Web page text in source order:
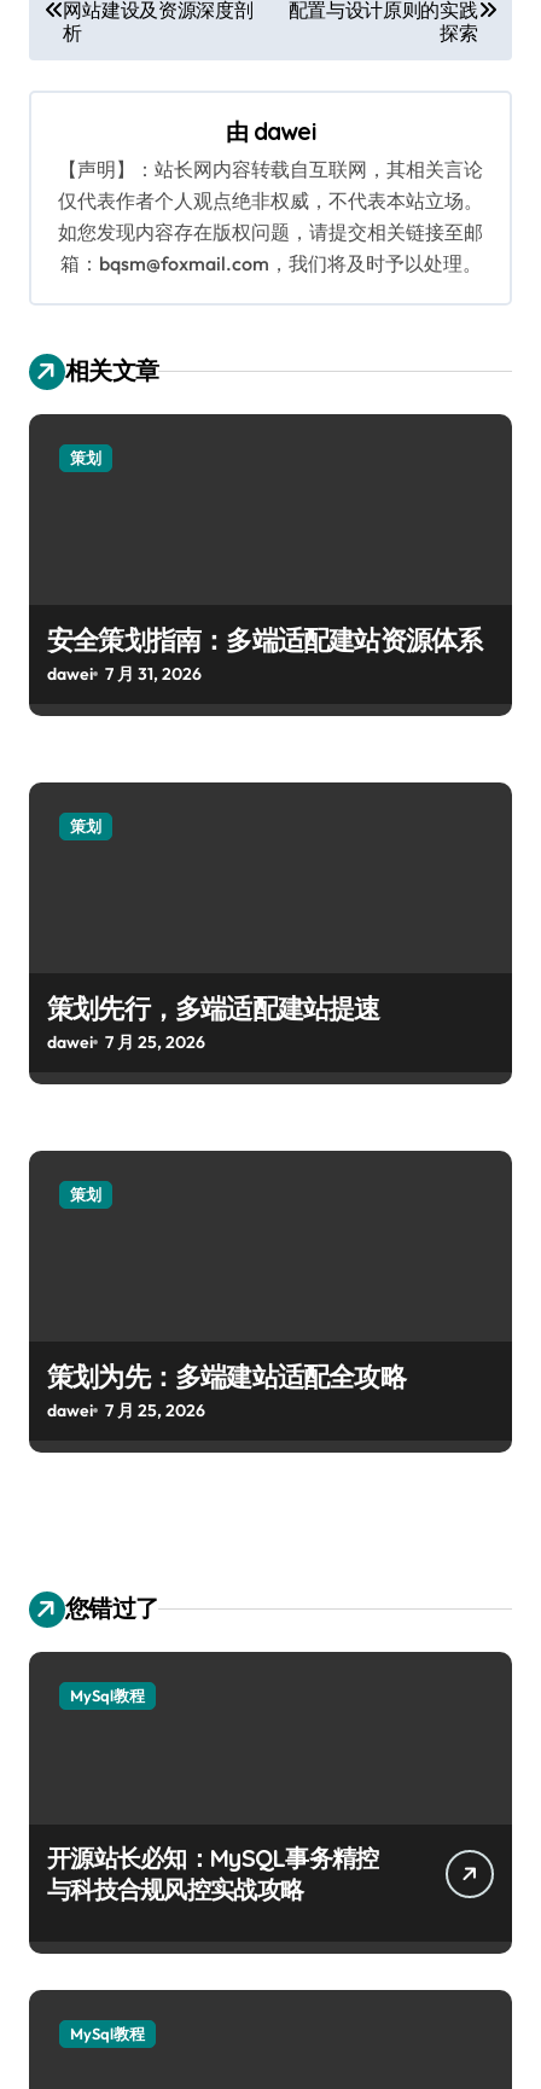
章
导
航
网站建设及资源深度剖
析
配置与设计原则的实践
探索
由 dawei
【声明】：站长网内容转载自互联网，其相关言论
仅代表作者个人观点绝非权威，不代表本站立场。
如您发现内容存在版权问题，请提交相关链接至邮
箱：bqsm@foxmail.com，我们将及时予以处理。
相关文章
策划
安全策划指南：多端适配建站资源体系
dawei 7 月 31, 2026
策划
策划先行，多端适配建站提速
dawei 7 月 25, 2026
策划
策划为先：多端建站适配全攻略
dawei 7 月 25, 2026
您错过了
MySql教程
开源站长必知：MySQL事务精控
与科技合规风控实战攻略
MySql教程